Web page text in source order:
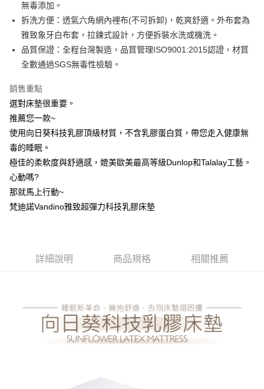
台灣樂天信用卡公司
AFTEE先享後付
相關說明
AFTEE先享後付是「在收到商品之後才付款」的支付方式。 讓您購物簡單
便利好安心！
２．便利：只要手機號碼，簡訊認證，即可結帳。
【「AFTEE先享後付」結帳流程】
１．於結帳方式選擇「AFTEE先享後付」後，將跳轉至「AFTEE先享後付」
結帳頁面，進行簡訊認證並確認金額後，即可完成結帳。
２．訂單成立數日內，您將收到繳費通知簡訊。
３．收到繳費通知簡訊後14天內，點擊此簡訊中的連結，可透過四大超商／
※ 請注意：結帳手續完成當下不需立刻繳費，但若您需要取消訂單，請聯絡
購買商品的店家。未經商家同意取消之訂單仍視為有效，需透過AFTEE先享
後付繳納相關費用。
※ 交易是否成功請以「AFTEE先享後付 」之結帳頁面顯示為準，若有關於
【注意事項】
https://aftee.tw/terms/#terms3
３．未成年的使用者請事先徵得法定代理人或監護人之同意方可使用
「AFTEE先享後付」，若未經同意申辦者引起之損失，本公司不負相關責
５．嚴禁一人註冊多個帳號或使用他人資訊註冊。若發現惡意使用之情形，
ATM付款
宅配
每筆NT$100，滿NT$499(含以上)免運費
無毒添加。
拆洗方便：透氣六角網內裡布(不可拆卸)，乾爽舒適。外布套為
雅致象牙白布套，拉鍊式設計，方便拆裝水洗或機洗。
品質保證：全程台灣製造，品質管理ISO9001:2015認證，材質
全數通過SGS無毒性檢驗。
銷售重點
選對床墊很重要。
推薦您一款~
使用向日葵科技乳膠頂級材質，不含乳膠蛋白質，帶您走入健康無
毒的睡眠。
極佳的柔軟度與舒適感，媲美歐美最高等級Dunlop和Talalay工藝。
心動嗎?
那就馬上行動~
梵迪諾Vandino雅致超彈力科技乳膠床墊
詳細說明 商品規格 相關推薦